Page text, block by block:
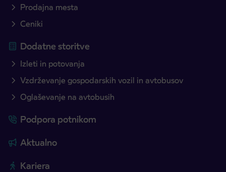
Prodajna mesta
Ceniki
Dodatne storitve
Izleti in potovanja
Vzdrževanje gospodarskih vozil in avtobusov
Oglaševanje na avtobusih
Podpora potnikom
Aktualno
Kariera